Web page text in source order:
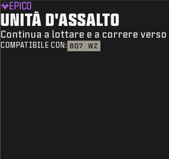
EPICO
UNITÀ D'ASSALTO
Continua a lottare e a correre
COMPATIBILE CON: BO7 WZ